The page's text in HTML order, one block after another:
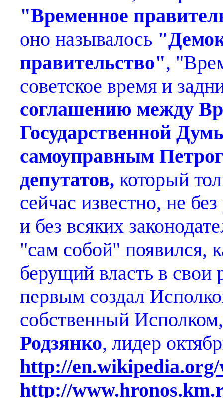
"Временное
оно называлось
правительство",
советское время и
соглашению между
Государственной
самоуправным
депутатов, который
сейчас известно, не
и без всяких
"сам собой" появился,
берущий власть в свои
первым создал
собственный
Родзянко, лидер
http://
http://